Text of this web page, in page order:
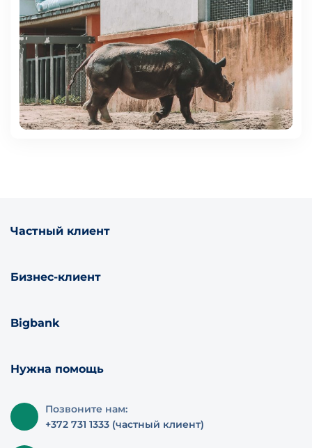
Частный клиент
Бизнес-клиент
Bigbank
Нужна помощь
Позвоните нам:
+372 731 1333 (частный клиент)